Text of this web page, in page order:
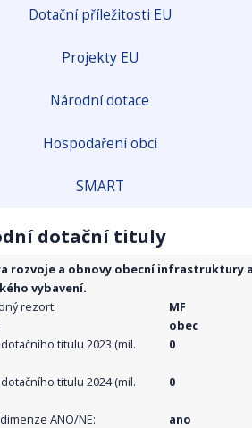
Dotační příležitosti EU
Projekty EU
Národní dotace
Hospodaření obcí
SMART
dotační tituly
rozvoje a obnovy obecní infrastruktury
vybavení.
rezort:
MF
obec
titulu 2023 (mil.
0
titulu 2024 (mil.
0
ANO/NE:
ano